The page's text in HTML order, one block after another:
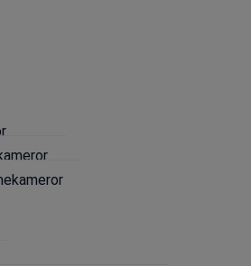
hos
oljeprov. Med hjälp av
behovet av ett oljebyte.